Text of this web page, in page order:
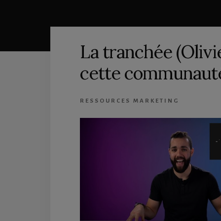
La tranchée
cette
RESSOURCES MARKETING